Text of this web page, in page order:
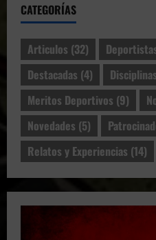
CATEGORÍAS
Articulos (32)
Destacadas (4) Disciplinas
Meritos Deportivos (9)
Novedades (5)
Relatos y Experiencias (14)